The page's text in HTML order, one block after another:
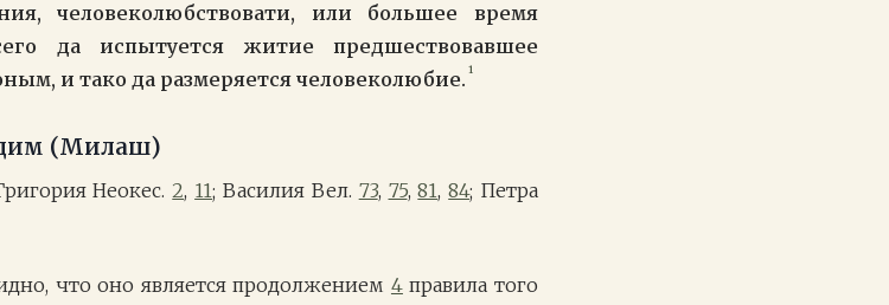
человеколюбствовати, или большее время
да испытуется житие предшествовавшее
и тако да размеряется человеколюбие. 1
(Милаш)
Неокес.2, 11; Василия Вел. 73, 75,81,84; Петра
что оно является продолжением 4правила того